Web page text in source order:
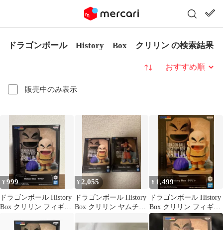
ドラゴンボール History Box クリリン の検索結果
販売中のみ表示
並び替え
¥999
ドラゴンボール History
Box クリリン フィギュ
¥ 2,055
ドラゴンボール History
Box クリリン ヤムチャ
¥ 1,499
ドラゴンボール History
Box クリリン フィギュ
ア